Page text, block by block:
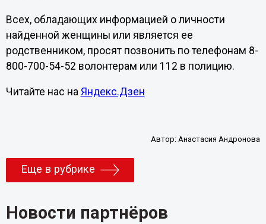
Всех, обладающих информацией о личности
найденной женщины или является ее
родственником, просят позвонить по телефонам 8-
800-700-54-52 волонтерам или 112 в полицию.
Читайте нас на Яндекс.Дзен
Автор: Анастасия Андронова
Еще в рубрике
Новости партнёров